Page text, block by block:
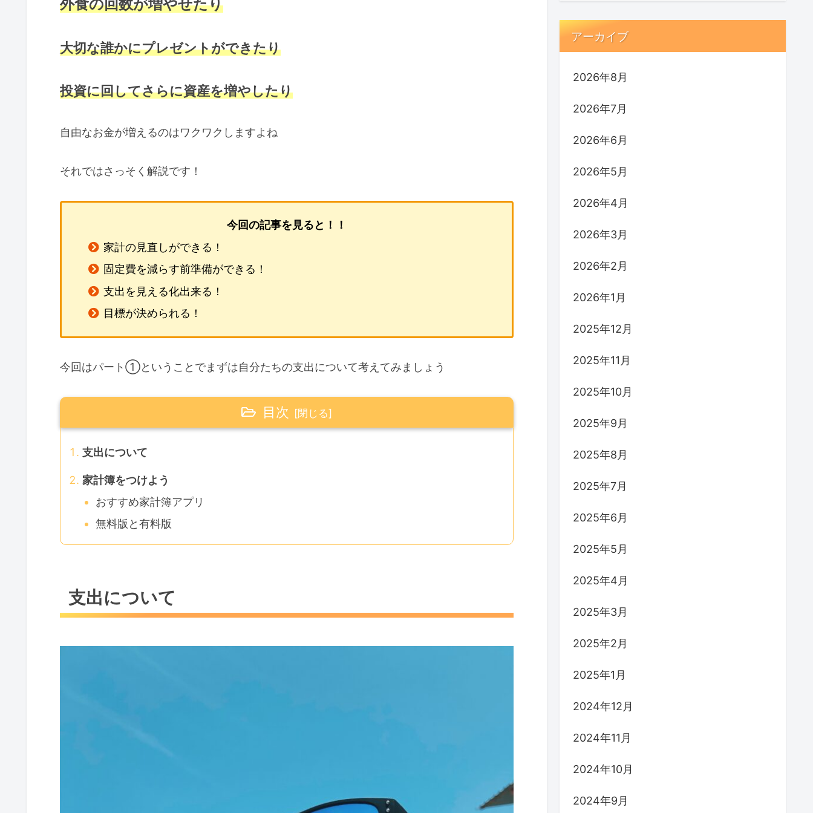
外食の回数が増やせたり
大切な誰かにプレゼントができたり
投資に回してさらに資産を増やしたり
自由なお金が増えるのはワクワクしますよね
それではさっそく解説です！
今回の記事を見ると！！
家計の見直しができる！
固定費を減らす前準備ができる！
支出を見える化出来る！
目標が決められる！
今回はパート①ということでまずは自分たちの支出について考えてみましょう
目次
支出について
家計簿をつけよう
おすすめ家計簿アプリ
無料版と有料版
支出について
アーカイブ
2026年8月
2026年7月
2026年6月
2026年5月
2026年4月
2026年3月
2026年2月
2026年1月
2025年12月
2025年11月
2025年10月
2025年9月
2025年8月
2025年7月
2025年6月
2025年5月
2025年4月
2025年3月
2025年2月
2025年1月
2024年12月
2024年11月
2024年10月
2024年9月